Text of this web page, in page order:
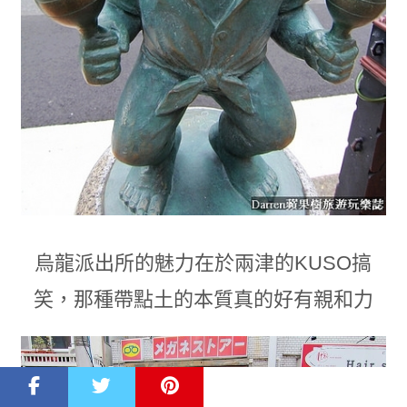
烏龍派出所的魅力在於兩津的KUSO搞
笑 ， 那種帶點土的本質真的好有親和力